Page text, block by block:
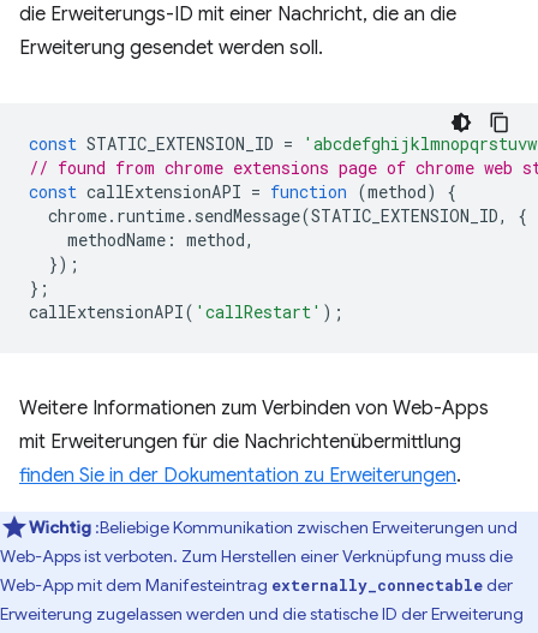
die Erweiterungs-ID mit einer Nachricht, die an die
Erweiterung gesendet werden soll.
const STATIC_EXTENSION_ID =
// found from chrome extensions page of chrome web
const callExtensionAPI = function (method)
{
chrome. runtime. sendMessage(STATIC_EXTENSION_ID,
{
methodName : method,
});
};
callExtensionAPI( 'callRestart' );
Weitere Informationen zum Verbinden von Web-Apps
mit Erweiterungen für die Nachrichtenübermittlung
finden Sie in der Dokumentation zu Erweiterungen⁠⁠.
Wichtig :Beliebige Kommunikation zwischen Erweiterungen und
Web-Apps ist verboten. Zum Herstellen einer Verknüpfung muss die
Web-App mit dem Manifesteintrag externally_connectableder
Erweiterung zugelassen werden und die statische ID der Erweiterung